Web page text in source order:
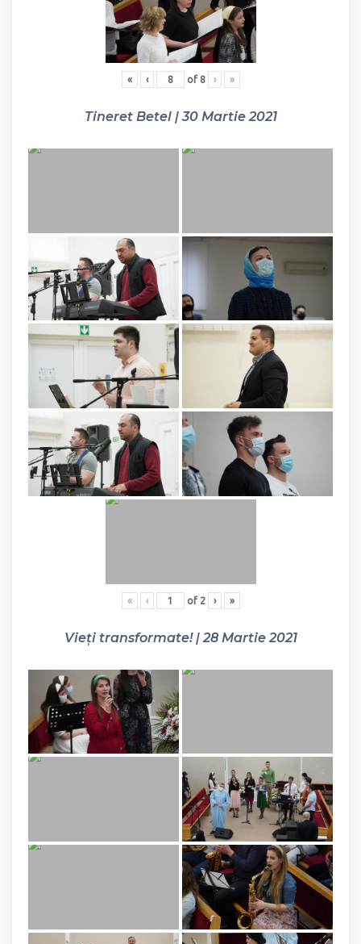
« ‹ of 8 › »
Tineret Betel | 30 Martie 2021
« ‹ of 2 › »
Vieți transformate! | 28 Martie 2021